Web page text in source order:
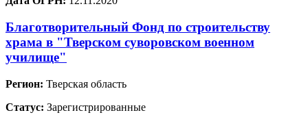
Благотворительный Фонд по строительству
храма в "Тверском суворовском военном
училище"
Регион: Тверская область
Статус: Зарегистрированные